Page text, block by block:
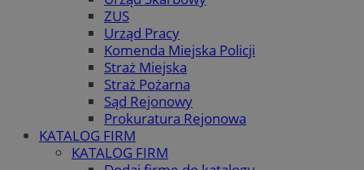
ZUS
Urząd Pracy
Komenda Miejska Policji
Straż Miejska
Straż Pożarna
Sąd Rejonowy
Prokuratura Rejonowa
KATALOG FIRM
KATALOG FIRM